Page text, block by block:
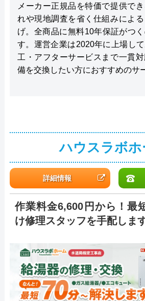
メーカー正規品を特価で提供で
れや現地調査を省く仕組みによ
げ。全商品に無料10年保証がつ
す。運営企業は2020年に上場し
工・アフターサービスまで一貫
備を交換したい方におすすめのサ
ハウスラボホ
詳細情報
作業料金6,600円から！最
け修理スタッフを手配します